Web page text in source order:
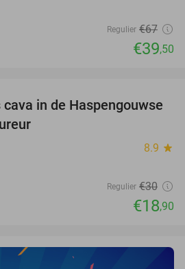
Regulier €67
€39,50
37%
in de Haspengouwse
8.9 star
Regulier €30
€18,90